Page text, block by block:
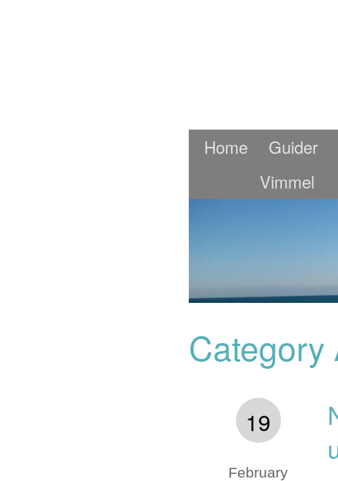
Home
Guider
Vimmel
Category
19
February